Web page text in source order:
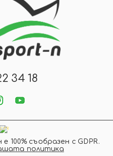
34 18
100% съобразен с GDPR.
политика